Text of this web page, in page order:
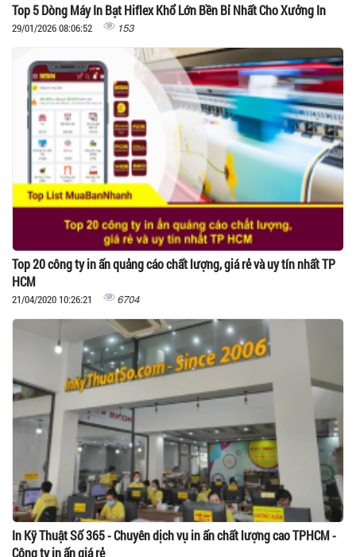
Top 5 Dòng Máy In Bạt Hiflex Khổ Lớn Bền Bỉ Nhất Cho Xưởng In
29/01/2026 08:06:52 153
Top 20 công ty in ấn quảng cáo chất lượng, giá rẻ và uy tín nhất TP
HCM
21/04/2020 10:26:21 6704
In Kỹ Thuật Số 365 - Chuyên dịch vụ in ấn chất lượng cao TPHCM -
Công ty in ấn giá rẻ